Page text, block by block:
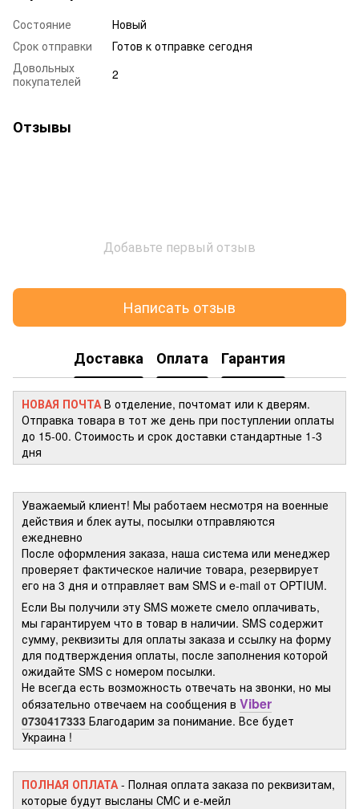
Состояние
Новый
Срок отправки
Готов к отправке сегодня
Довольных
покупателей
2
Отзывы
Добавьте первый отзыв
Написать отзыв
Доставка Оплата Гарантия
НОВАЯ ПОЧТА В отделение, почтомат или к дверям.
Отправка товара в тот же день при поступлении оплаты
до 15-00. Стоимость и срок доставки стандартные 1-3
дня
Уважаемый клиент! Мы работаем несмотря на военные
действия и блек ауты, посылки отправляются
ежедневно
После оформления заказа, наша система или менеджер
проверяет фактическое наличие товара, резервирует
его на 3 дня и отправляет вам SMS и e-mail от OPTIUM.
Если Вы получили эту SMS можете смело оплачивать,
мы гарантируем что в товар в наличии. SMS содержит
сумму, реквизиты для оплаты заказа и ссылку на форму
для подтверждения оплаты, после заполнения которой
ожидайте SMS с номером посылки.
Не всегда есть возможность отвечать на звонки, но мы
обязательно отвечаем на сообщения в Viber
0730417333 Благодарим за понимание. Все будет
Украина !
ПОЛНАЯ ОПЛАТА - Полная оплата заказа по реквизитам,
которые будут высланы СМС и е-мейл